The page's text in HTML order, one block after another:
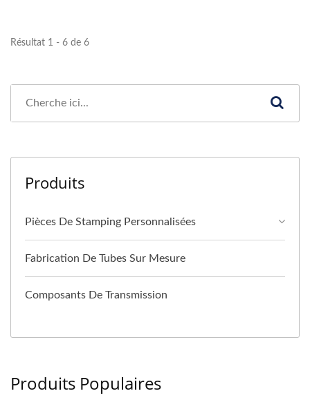
Résultat 1 - 6 de 6
Produits
Pièces De Stamping Personnalisées
Fabrication De Tubes Sur Mesure
Composants De Transmission
Produits Populaires